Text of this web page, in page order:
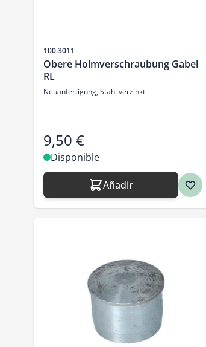
SKU
100.3011
Obere Holmverschraubung Gabel
RL
Neuanfertigung, Stahl verzinkt
9,50 €
Disponible
Añadir